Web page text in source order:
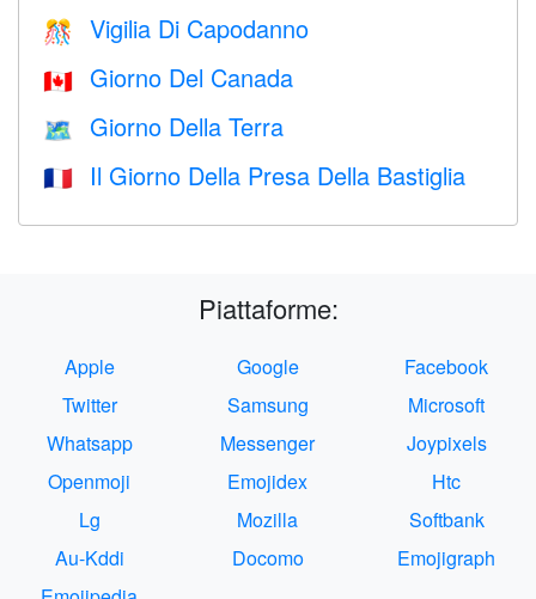
🎊 Vigilia Di Capodanno
🇨🇦 Giorno Del Canada
🗺️ Giorno Della Terra
🇫🇷 Il Giorno Della Presa Della Bastiglia
Piattaforme:
Apple Google
Facebook
Twitter
Samsung
Microsoft
Whatsapp
Messenger
Joypixels
Openmoji
Emojidex
Htc
Lg
Mozilla
Softbank
Au-Kddi
Docomo
Emojigraph